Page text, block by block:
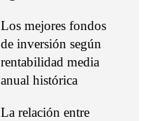
Los mejores fondos
de inversión según
rentabilidad media
anual histórica
La relación entre